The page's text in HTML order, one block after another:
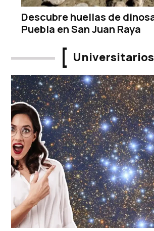
Descubre huellas de
Puebla en San Juan Raya
Universitarios